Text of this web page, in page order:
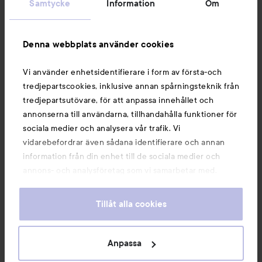
Samtycke Information Om
Denna webbplats använder cookies
Vi använder enhetsidentifierare i form av första-och
tredjepartscookies, inklusive annan spårningsteknik från
tredjepartsutövare, för att anpassa innehållet och
annonserna till användarna, tillhandahålla funktioner för
sociala medier och analysera vår trafik. Vi
vidarebefordrar även sådana identifierare och annan
information från din enhet till de sociala medier och
annons- och analysföretag som vi samarbetar med.
information som du har tillhandahållit eller som de har
våra cookies vid fortsatt användande av vår webbplats.
För information om hur du kan ändra inställningarna för
Tillåt alla cookies
Anpassa
Information
Du kanske också gillar
E-handel av Avensia